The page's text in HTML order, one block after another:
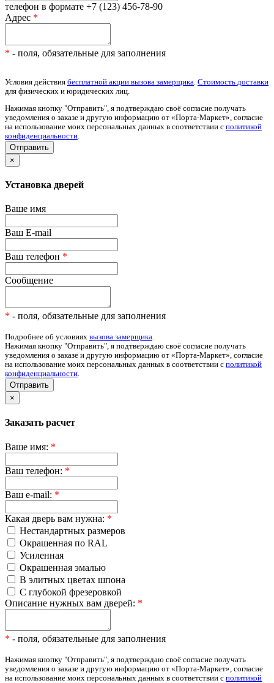
телефон в формате +7 (123) 456-78-90
Адрес *
* - поля, обязательные для заполнения
Условия действия бесплатной акции вызова замерщика Стоимость доставки
для физических и юридических лиц.
Нажимая кнопку "Отправить", я подтверждаю своё согласие получать
уведомления о заказе и другую информацию от «Порта-Маркет», согласие
на использование моих персональных данных в соответствии с политикой
конфиденциальности
×
Установка дверей
Ваше имя
Ваш E-mail
Ваш телефон *
Сообщение
* - поля, обязательные для заполнения
Подробнее об условиях вызова замерщика.
Нажимая кнопку "Отправить", я подтверждаю своё согласие получать
уведомления о заказе и другую информацию от «Порта-Маркет», согласие
на использование моих персональных данных в соответствии с политикой
конфиденциальности.
Отправить
×
Заказать расчет
Ваше имя: *
Ваш телефон: *
Ваш e-mail: *
Какая дверь вам нужна: *
Нестандартных размеров
Окрашенная по RAL
Усиленная
Окрашенная эмалью
В элитных цветах шпона
С глубокой фрезеровкой
Описание нужных вам дверей: *
* - поля, обязательные для заполнения
Нажимая кнопку "Отправить", я подтверждаю своё согласие получать
уведомления о заказе и другую информацию от «Порта-Маркет», согласие
на использование моих персональных данных в соответствии с политикой